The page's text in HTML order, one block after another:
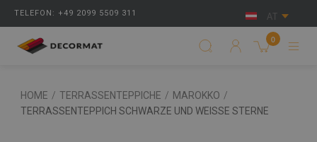
TELEFON: +49 2099 5509 311 AT
0
HOME / TERRASSENTEPPICHE / MAROKKO /
TERRASSENTEPPICH SCHWARZE UND WEISSE STERNE